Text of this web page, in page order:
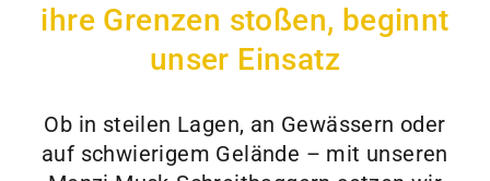
ihre Grenzen stoßen, beginnt
unser Einsatz
Ob in steilen Lagen, an Gewässern oder
auf schwierigem Gelände – mit unseren